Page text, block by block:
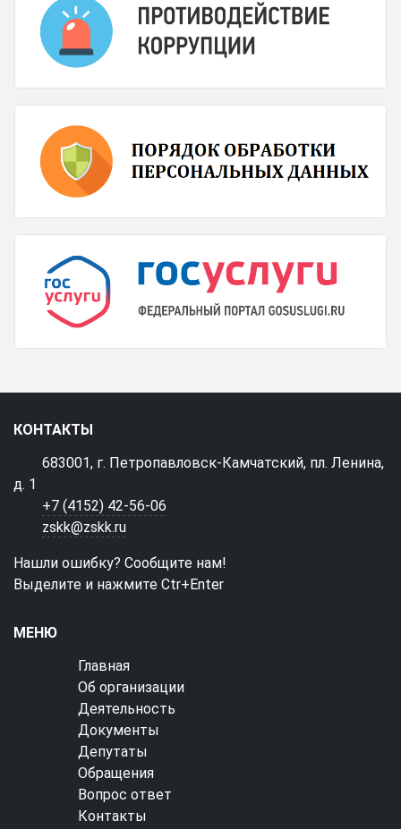
КОНТАКТЫ
683001, г. Петропавловск-Камчатский, пл. Ленина,
д. 1
+7 (4152) 42-56-06
zskk@zskk.ru
Нашли ошибку? Сообщите нам!
Выделите и нажмите Ctr+Enter
МЕНЮ
Главная
Об организации
Деятельность
Документы
Депутаты
Обращения
Вопрос ответ
Контакты